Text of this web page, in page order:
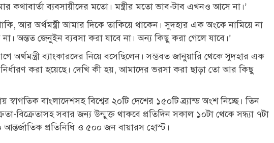
কথাবার্তা ব্যবসায়ীদের মতো। মন্ত্রীর মতো ভাব-টাব এখনও আসে না।’
আর অর্থমন্ত্রী আমার দিকে তাকিয়ে থাকেন। সুদহার এক অংকে নামিয়ে না
অন্তত জেনুইন ব্যবসা করা যাবে না। অন্য কিছু করা গেলে যাবে।’
অর্থমন্ত্রী ব্যাংকারদের নিয়ে বসেছিলেন। সম্ভবত জানুয়ারি থেকে সুদহার এক
নির্ধারণ করা হয়েছে। দেখি কী হয়, আমাদের ভরসা করা ছাড়া তো আর কিছু
বাংলাদেশসহ বিশ্বের ২০টি দেশের ১৫০টি ব্র্যান্ড অংশ নিচ্ছে। তিন
বিক্রেতাসহ সবার জন্য উন্মুক্ত থাকবে প্রতিদিন সকাল ১০টা থেকে সন্ধ্যা ৭টা
আন্তর্জাতিক প্রতিনিধি ও ৫০০ জন বায়ারস হোস্ট।